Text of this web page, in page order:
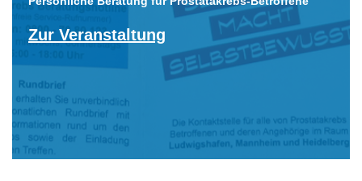
Zur Veranstaltung